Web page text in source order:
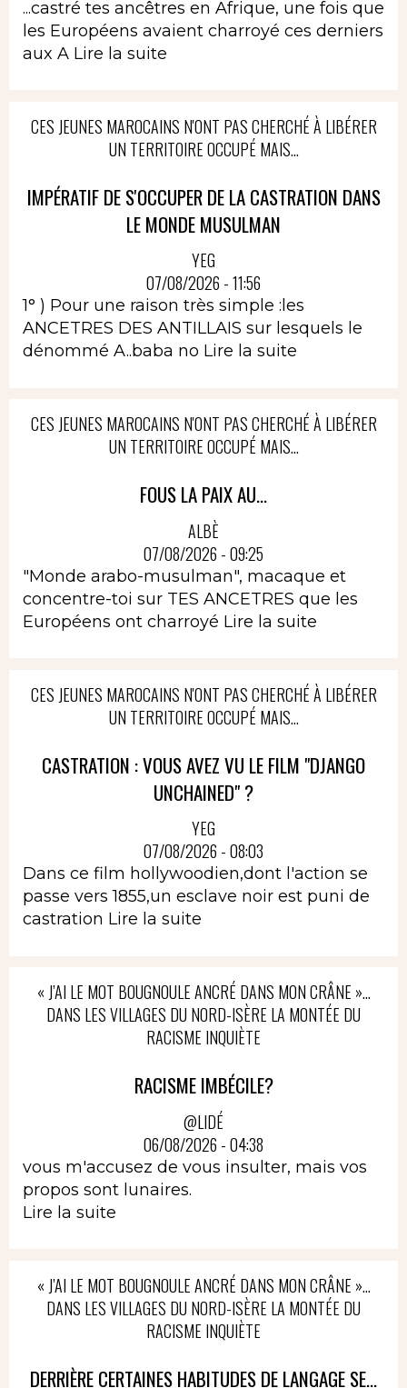
...castré tes ancêtres en Afrique, une fois que
les Européens avaient charroyé ces derniers
aux A Lire la suite
CES JEUNES MAROCAINS N'ONT PAS CHERCHÉ À LIBÉRER
UN TERRITOIRE OCCUPÉ MAIS...
IMPÉRATIF DE S'OCCUPER DE LA CASTRATION DANS
LE MONDE MUSULMAN
YEG
07/08/2026 - 11:56
1° ) Pour une raison très simple :les
ANCETRES DES ANTILLAIS sur lesquels le
dénommé A..baba no Lire la suite
CES JEUNES MAROCAINS N'ONT PAS CHERCHÉ À LIBÉRER
UN TERRITOIRE OCCUPÉ MAIS...
FOUS LA PAIX AU...
ALBÈ
07/08/2026 - 09:25
"Monde arabo-musulman", macaque et
concentre-toi sur TES ANCETRES que les
Européens ont charroyé Lire la suite
CES JEUNES MAROCAINS N'ONT PAS CHERCHÉ À LIBÉRER
UN TERRITOIRE OCCUPÉ MAIS...
CASTRATION : VOUS AVEZ VU LE FILM "DJANGO
UNCHAINED" ?
YEG
07/08/2026 - 08:03
Dans ce film hollywoodien,dont l'action se
passe vers 1855,un esclave noir est puni de
castration Lire la suite
« J’AI LE MOT BOUGNOULE ANCRÉ DANS MON CRÂNE »…
DANS LES VILLAGES DU NORD-ISÈRE LA MONTÉE DU
RACISME INQUIÈTE
RACISME IMBÉCILE?
@LIDÉ
06/08/2026 - 04:38
vous m'accusez de vous insulter, mais vos
propos sont lunaires.
Lire la suite
« J’AI LE MOT BOUGNOULE ANCRÉ DANS MON CRÂNE »…
DANS LES VILLAGES DU NORD-ISÈRE LA MONTÉE DU
RACISME INQUIÈTE
DERRIÈRE CERTAINES HABITUDES DE LANGAGE SE...